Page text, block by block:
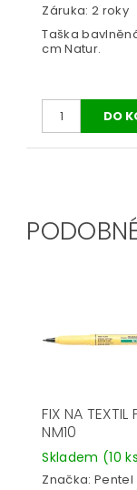
Záruka: 2 roky
Taška
cm Natur.
FIX NA TEXTIL
NM10
Skladem (10
Značka: Pentel